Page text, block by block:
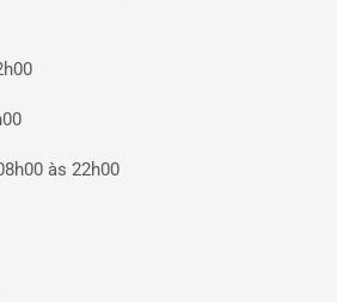
às 22h00